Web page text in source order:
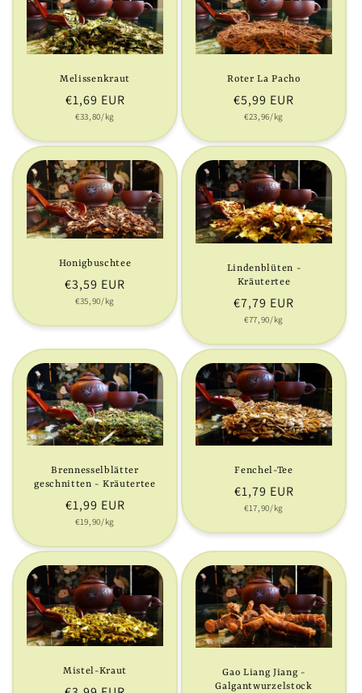
Melissenkraut
Normaler
Preis
€1,69 EUR
Grundpreis
€33,80/kg
Roter La Pacho
Normaler
Preis
€5,99 EUR
Grundpreis
€23,96/kg
Honigbuschtee
Normaler
Preis
€3,59 EUR
Grundpreis
€35,90/kg
Lindenblüten -
Kräutertee
Normaler
Preis
€7,79 EUR
Grundpreis
€77,90/kg
Brennesselblätter
geschnitten - Kräutertee
Normaler
Preis
€1,99 EUR
Grundpreis
€19,90/kg
Fenchel-Tee
Normaler
Preis
€1,79 EUR
Grundpreis
€17,90/kg
Mistel-Kraut
Gao Liang Jiang -
Galgantwurzelstock